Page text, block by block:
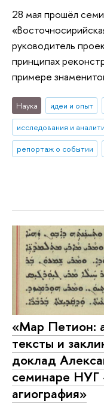
28 мая прошёл
руководитель
принципах
примере
Наука идеи и опыт
исследования и
репортаж о событии
«Мар Петион:
тексты и
доклад
семинаре НУГ
агиография»